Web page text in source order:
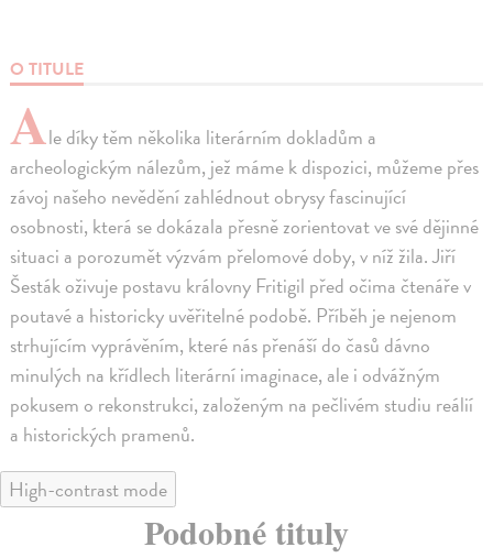
O TITULE
Ale díky těm několika literárním dokladům a
archeologickým nálezům, jež máme k dispozici, můžeme přes
závoj našeho nevědění zahlédnout obrysy fascinující
osobnosti, která se dokázala přesně zorientovat ve své dějinné
situaci a porozumět výzvám přelomové doby, v níž žila. Jiří
Šesták oživuje postavu královny Fritigil před očima čtenáře v
poutavé a historicky uvěřitelné podobě. Příběh je nejenom
strhujícím vyprávěním, které nás přenáší do časů dávno
minulých na křídlech literární imaginace, ale i odvážným
pokusem o rekonstrukci, založeným na pečlivém studiu reálií
a historických pramenů.
High-contrast mode
Podobné tituly